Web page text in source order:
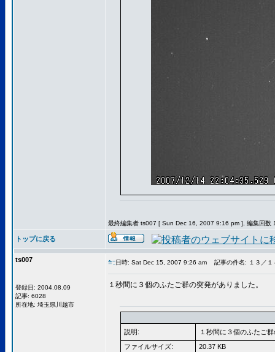
最終編集者 ts007 [ Sun Dec 16, 2007 9:16 pm ], 編集回数
トップに戻る
ts007
登録日: 2004.08.09
記事: 6028
所在地: 埼玉県川越市
日時: Sat Dec 15, 2007 9:26 am 記事の件名: １３／１
１秒間に３個のふたご群の突発がありました。
説明:
１秒間に３個のふたご
ファイルサイズ:
20.37 KB